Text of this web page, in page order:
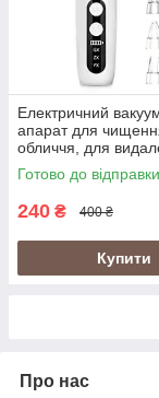
Електричний
апарат для
обличчя, для
вугрів, лікування
Готово до відправки
240 ₴ 400 ₴
Купити
Про нас